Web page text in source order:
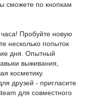
сможете по кнопкам
Пробуйте новую
несколько попыток
дня. Опытный
выживания,
косметику.
друзей - пригласите
для совместного